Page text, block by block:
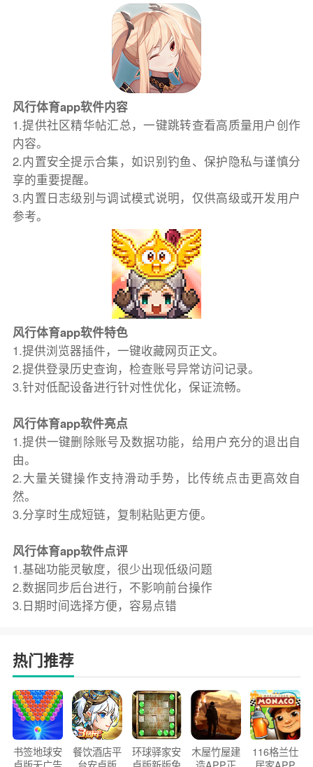
风行体育app软件内容
1.提供社区精华帖汇总，一键跳转查看高质量用户创作
内容。
2.内置安全提示合集，如识别钓鱼、保护隐私与谨慎分
享的重要提醒。
3.内置日志级别与调试模式说明，仅供高级或开发用户
参考。
风行体育app软件特色
1.提供浏览器插件，一键收藏网页正文。
2.提供登录历史查询，检查账号异常访问记录。
3.针对低配设备进行针对性优化，保证流畅。
风行体育app软件亮点
1.提供一键删除账号及数据功能，给用户充分的退出自
由。
2.大量关键操作支持滑动手势，比传统点击更高效自
然。
3.分享时生成短链，复制粘贴更方便。
风行体育app软件点评
1.基础功能灵敏度，很少出现低级问题
2.数据同步后台进行，不影响前台操作
3.日期时间选择方便，容易点错
热门推荐
书签地球安
餐饮酒店平
环球驿家安
木屋竹屋建
116格兰仕